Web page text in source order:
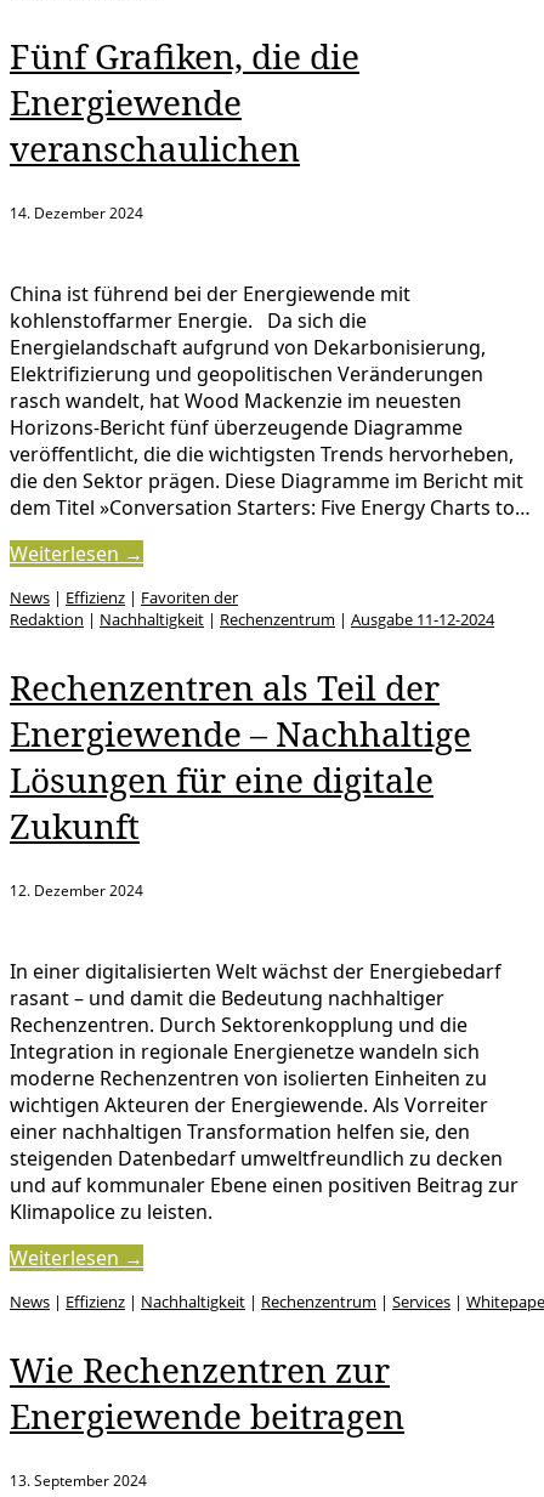
Fünf Grafiken, die die
Energiewende
veranschaulichen
14. Dezember 2024
China ist führend bei der Energiewende mit
kohlenstoffarmer Energie. Da sich die
Energielandschaft aufgrund von Dekarbonisierung,
Elektrifizierung und geopolitischen Veränderungen
rasch wandelt, hat Wood Mackenzie im neuesten
Horizons-Bericht fünf überzeugende Diagramme
veröffentlicht, die die wichtigsten Trends hervorheben,
die den Sektor prägen. Diese Diagramme im Bericht mit
dem Titel »Conversation Starters: Five Energy Charts to…
Weiterlesen →
News | Effizienz | Favoriten der
Redaktion | Nachhaltigkeit | Rechenzentrum | Ausgabe 11-12-2024
Rechenzentren als Teil der
Energiewende – Nachhaltige
Lösungen für eine digitale
Zukunft
12. Dezember 2024
In einer digitalisierten Welt wächst der Energiebedarf
rasant – und damit die Bedeutung nachhaltiger
Rechenzentren. Durch Sektorenkopplung und die
Integration in regionale Energienetze wandeln sich
moderne Rechenzentren von isolierten Einheiten zu
wichtigen Akteuren der Energiewende. Als Vorreiter
einer nachhaltigen Transformation helfen sie, den
steigenden Datenbedarf umweltfreundlich zu decken
und auf kommunaler Ebene einen positiven Beitrag zur
Klimapolice zu leisten.
Weiterlesen →
News | Effizienz | Nachhaltigkeit | Rechenzentrum | Services |
Wie Rechenzentren zur
Energiewende beitragen
13. September 2024